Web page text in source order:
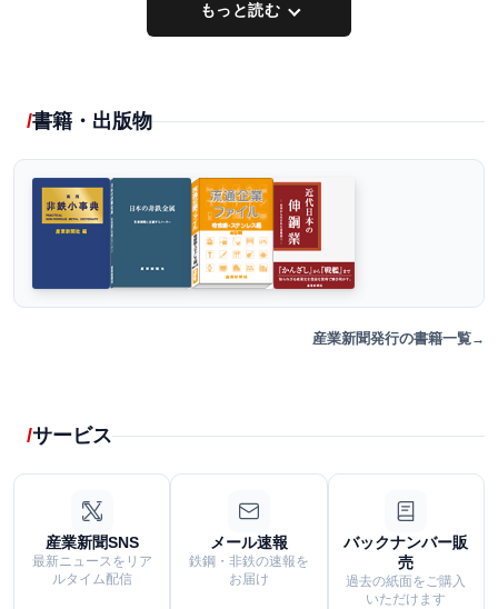
もっと読む
書籍・出版物
産業新聞発行の書籍一覧
サービス
産業新聞SNS
最新ニュースをリア
ルタイム配信
メール速報
鉄鋼・非鉄の速報を
お届け
バックナンバー販
売
過去の紙面をご購入
いただけます